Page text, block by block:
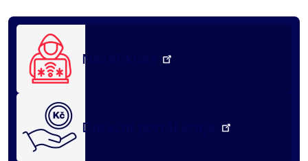
NežKlikneš
Dotační portál kraje